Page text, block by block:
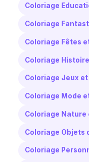
Coloriage
Coloriage
Coloriage Fêtes
Coloriage
Coloriage Jeux
Coloriage Mode
Coloriage Nature
Coloriage Objets
Coloriage